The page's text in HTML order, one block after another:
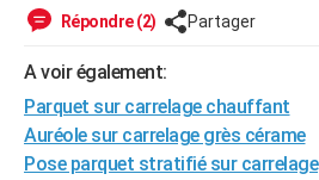
Art de vivre
Bien-être
Loisirs
Mode
Modes de vie
SANTE
VOYAGE
Destinations
City break
Voyage nature
Voyage de noces
Forum
Climat
PHOTO
GUIDES D'ACHAT
Répondre (2) Partager
A voir également:
Parquet sur carrelage chauffant
Auréole sur carrelage grès cérame
Pose parquet stratifié sur carrelage